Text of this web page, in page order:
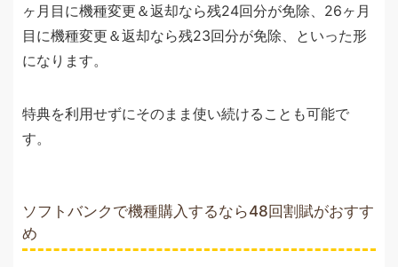
ヶ月目に機種変更＆返却なら残24回分が免除、26ヶ月
目に機種変更＆返却なら残23回分が免除、といった形
になります。
特典を利用せずにそのまま使い続けることも可能で
す。
ソフトバンクで機種購入するなら48回割賦がおすす
め